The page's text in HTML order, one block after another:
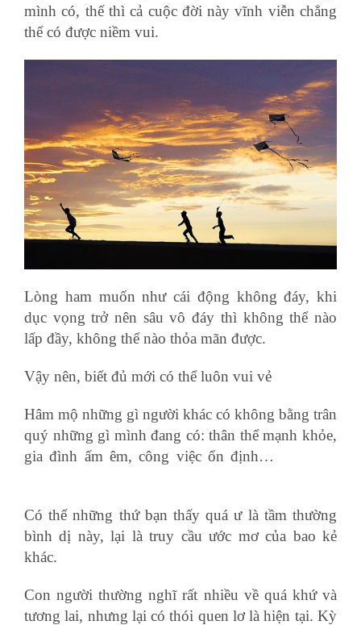
mình có, thế thì cả cuộc đời này vĩnh viễn chẳng
thể có được niềm vui.
Lòng ham muốn như cái động không đáy, khi
dục vọng trở nên sâu vô đáy thì không thể nào
lấp đầy, không thể nào thỏa mãn được.
Vậy nên, biết đủ mới có thể luôn vui vẻ
Hâm mộ những gì người khác có không bằng trân
quý những gì mình đang có: thân thể mạnh khỏe,
gia đình ấm êm, công việc ổn định…
Có thể những thứ bạn thấy quá ư là tầm thường
bình dị này, lại là truy cầu ước mơ của bao kẻ
khác.
Con người thường nghĩ rất nhiều về quá khứ và
tương lai, nhưng lại có thói quen lơ là hiện tại. Kỳ